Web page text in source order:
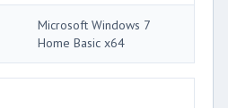
Microsoft Windows 7
Home Basic x64